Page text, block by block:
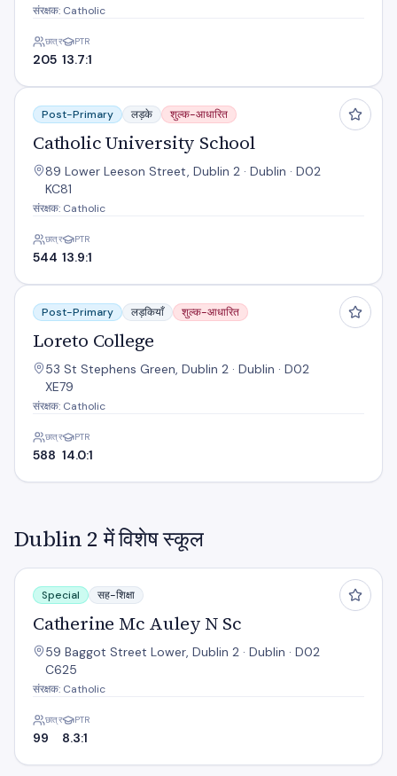
संरक्षक: Catholic
छात्र
205
PTR
13.7:1
Catholic University School
Post-Primary लड़के शुल्क-आधारित
Catholic University School
89 Lower Leeson Street, Dublin 2 · Dublin · D02
KC81
संरक्षक: Catholic
छात्र
544
PTR
13.9:1
Loreto College
Post-Primary लड़कियाँ शुल्क-आधारित
Loreto College
53 St Stephens Green, Dublin 2 · Dublin · D02
XE79
संरक्षक: Catholic
छात्र
588
PTR
14.0:1
Dublin 2 में विशेष स्कूल
Catherine Mc Auley N Sc
Special सह-शिक्षा
Catherine Mc Auley N Sc
59 Baggot Street Lower, Dublin 2 · Dublin · D02
C625
संरक्षक: Catholic
छात्र
99
PTR
8.3:1